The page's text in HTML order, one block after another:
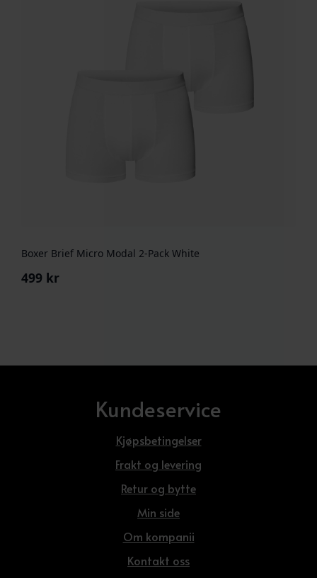
Boxer Brief Micro Modal 2-Pack White
499 kr
Kundeservice
Kjøpsbetingelser
Frakt og levering
Retur og bytte
Min side
Om kompanii
Kontakt oss